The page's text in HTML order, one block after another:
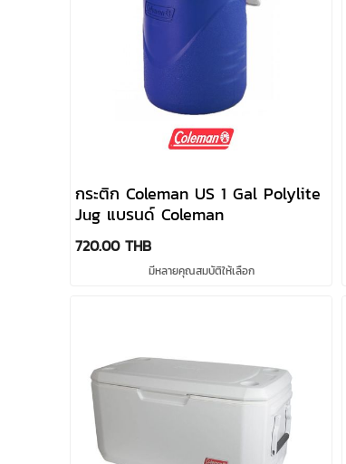
กระติก Coleman US 1 Gal Polylite
Jug แบรนด์ Coleman
720.00 THB
มีหลายคุณสมบัติให้เลือก